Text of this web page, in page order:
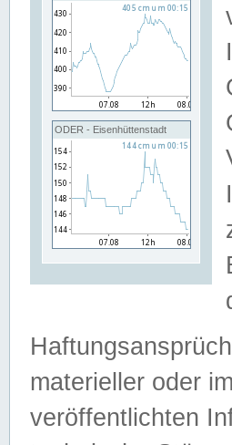
ODER - Eisenhüttenstadt
materieller oder
veröffentlichten